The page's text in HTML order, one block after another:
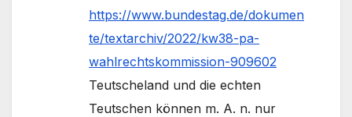
https://www.bundestag.de/dokumen
te/textarchiv/2022/kw38-pa-
wahlrechtskommission-909602
Teutscheland und die echten
Teutschen können m. A. n. nur